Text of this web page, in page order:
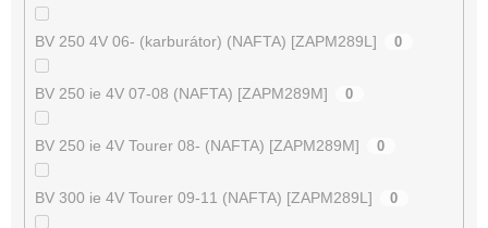
BV 250 4V 06- (karburátor) (NAFTA) [ZAPM289L] 0
BV 250 ie 4V 07-08 (NAFTA) [ZAPM289M] 0
BV 250 ie 4V Tourer 08- (NAFTA) [ZAPM289M] 0
BV 300 ie 4V Tourer 09-11 (NAFTA) [ZAPM289L] 0